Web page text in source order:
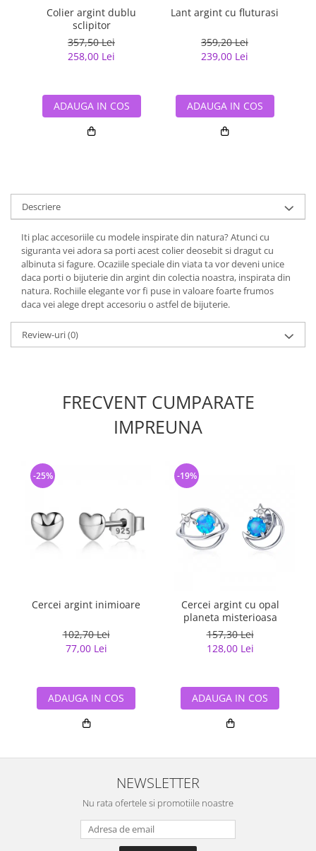
Colier argint dublu
sclipitor
357,50 Lei
258,00 Lei
ADAUGA IN COS
Lant argint cu fluturasi
359,20 Lei
239,00 Lei
ADAUGA IN COS
Descriere
Iti plac accesoriile cu modele inspirate din natura? Atunci cu
siguranta vei adora sa porti acest colier deosebit si dragut cu
albinuta si fagure. Ocaziile speciale din viata ta vor deveni unice
daca porti o bijuterie din argint din colectia noastra, inspirata din
natura. Rochiile elegante vor fi puse in valoare foarte frumos
daca vei alege drept accesoriu o astfel de bijuterie.
Review-uri(0)
FRECVENT CUMPARATE
IMPREUNA
Cercei argint inimioare
102,70 Lei
77,00 Lei
-25%
ADAUGA IN COS
Cercei argint cu opal
planeta misterioasa
157,30 Lei
128,00 Lei
-19%
ADAUGA IN COS
NEWSLETTER
Nu rata ofertele si promotiile noastre